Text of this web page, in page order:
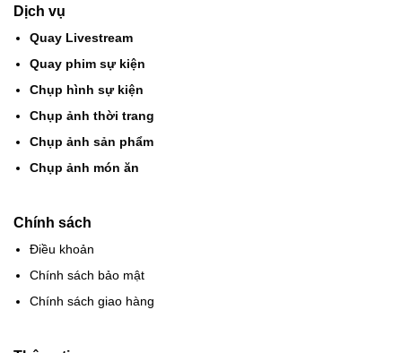
Dịch vụ
Quay Livestream
Quay phim sự kiện
Chụp hình sự kiện
Chụp ảnh thời trang
Chụp ảnh sản phẩm
Chụp ảnh món ăn
Chính sách
Điều khoản
Chính sách bảo mật
Chính sách giao hàng